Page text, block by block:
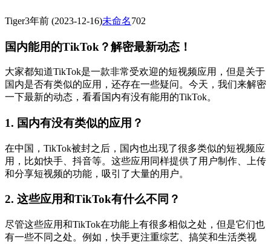
Tiger3年前 (2023-12-16)未命名702
国内能用的TikTok？解密最新动态！
大家都知道TikTok是一款非常受欢迎的短视频应用，但是关于
国内是否有类似的应用，还存在一些疑问。今天，我们来解密
一下最新的动态，看看国内有没有能用的TikTok。
1. 国内有没有类似的应用？
在中国，TikTok被封之后，国内也出现了很多类似的短视频应
用，比如快手、抖音等。这些应用同样提供了用户制作、上传
和分享短视频的功能，吸引了大量的用户。
2. 这些应用和TikTok有什么不同？
尽管这些应用和TikTok在功能上有很多相似之处，但是它们也
有一些不同之处。例如，快手更注重综艺、搞笑和生活类视